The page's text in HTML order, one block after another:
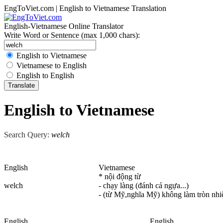
EngToViet.com | English to Vietnamese Translation
English-Vietnamese Online Translator
Write Word or Sentence (max 1,000 chars):
English to Vietnamese
Vietnamese to English
English to English
English to Vietnamese
Search Query: welch
English
Vietnamese
welch
* nội động từ
- chạy làng (đánh cá ngựa...)
- (từ Mỹ,nghĩa Mỹ) không làm tròn
English
English